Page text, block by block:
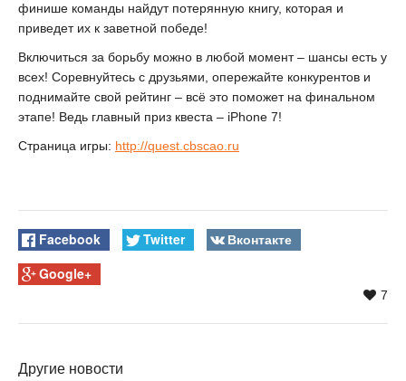
финише команды найдут потерянную книгу, которая и
приведет их к заветной победе!
Включиться за борьбу можно в любой момент – шансы есть у
всех! Соревнуйтесь с друзьями, опережайте конкурентов и
поднимайте свой рейтинг – всё это поможет на финальном
этапе! Ведь главный приз квеста – iPhone 7!
Страница игры: http://quest.cbscao.ru
Facebook Twitter
Вконтакте
Google+
7
Другие новости